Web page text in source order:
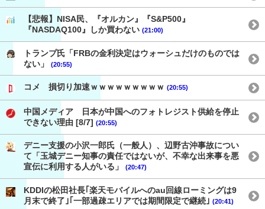
【悲報】NISA民、『オルカン』『S&P500』
『NASDAQ100』しか買わない (21:00)
トランプ氏「FRBの金利決定はウォーシュだけのものでは
ない」
(20:55)
コメ 損切り加速ｗｗｗｗｗｗｗｗｗ (20:55)
中国メディア 日本が中国へのフォトレジスト供給を停止
できない理由 [8/7] (20:55)
デニー支援の小沢一郎氏（一般人）、辺野古沖事故につい
て「玉城デニー知事の責任ではないが、不幸な出来事を悪
宣伝に利用する人がいる」
(20:47)
KDDIの松田社長｢楽天モバイルへのau回線ローミングは9
月末で終了｣｢一部過疎エリアでは期間限定で継続｣ (20:41)